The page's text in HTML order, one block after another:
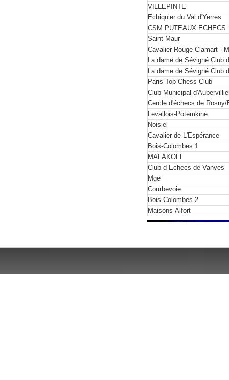
VILLEPINTE
Echiquier du Val d'Yerres
CSM PUTEAUX ECHECS
Saint Maur
Cavalier Rouge Clamart -
La dame de Sévigné Club
La dame de Sévigné Club
Paris Top Chess Club
Club Municipal
Cercle d'échecs de Rosny/
Levallois-Potemkine
Noisiel
Cavalier de L'Espérance
Bois-Colombes 1
MALAKOFF
Club d Echecs de Vanves
Mge
Courbevoie
Bois-Colombes 2
Maisons-Alfort